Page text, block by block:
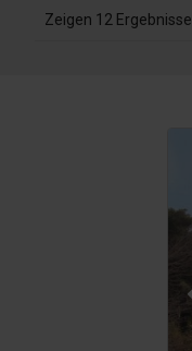
Zeigen 12 Ergebnisse